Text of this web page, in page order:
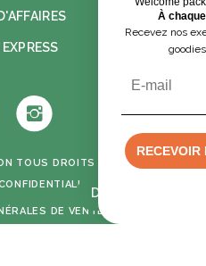
Devis rapide
Instagram
TOUS DROITS RÉSERVÉS -
DE VENTE
À chaque contexte, ses solutions.
nos exemples concrets pour choisir
goodies utiles et responsables.
RECEVOIR LE GUIDE PDF
NON, MERCI